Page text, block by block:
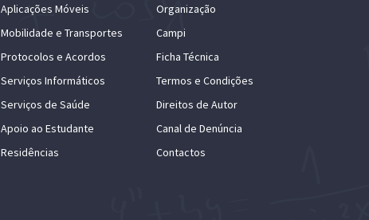
Aplicações Móveis
Mobilidade e Transportes
Protocolos e Acordos
Serviços Informáticos
Serviços de Saúde
Apoio ao Estudante
Residências
Organização
Campi
Ficha Técnica
Termos e Condições
Direitos de Autor
Canal de Denúncia
Contactos